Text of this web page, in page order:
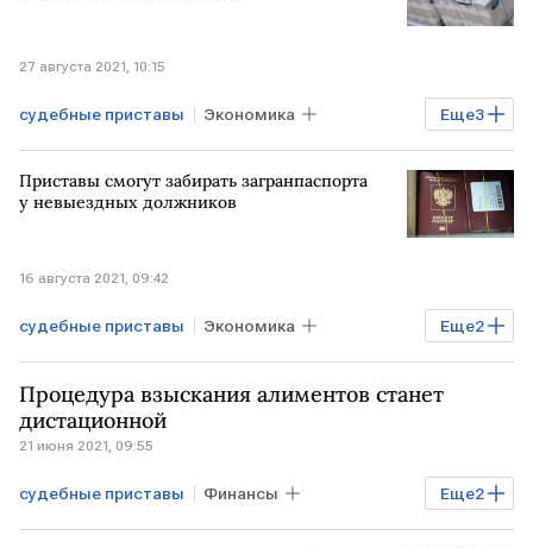
27 августа 2021, 10:15
Еще3
судебные приставы Экономика
алименты РОССИЯ законопроект
Приставы смогут забирать загранпаспорта
у невыездных должников
16 августа 2021, 09:42
Еще2
судебные приставы Экономика
паспорт РОССИЯ
Процедура взыскания алиментов станет
дистационной
21 июня 2021, 09:55
Еще2
судебные приставы Финансы
онлайн-сервисы взыскание